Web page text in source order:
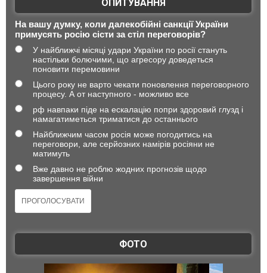
ОПИТУВАННЯ
На вашу думку, коли далекобійні санкції України
примусять росію сісти за стіл переговорів?
У найближчі місяці удари України по росії стануть
настільки болючими, що агресору доведеться
поновити перемовини
Цього року не варто чекати поновлення переговорного
процесу. А от наступного - можливо все
рф навпаки піде на ескалацію попри здоровий глузд і
намагатиметься триматися до останнього
Найближчим часом росія може погодитись на
переговори, але серйозних намірів росіяни не
матимуть
Вже давно не роблю жодних прогнозів щодо
завершення війни
ФОТО